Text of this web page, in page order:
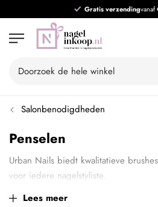
Gratis verzendingvanaf
Salonbenodigdheden
Penselen
Urban Nails biedt kwalitatieve
voor iedere nagelstyliste.
Let op, vooraf dien je altijd de
Lees meer